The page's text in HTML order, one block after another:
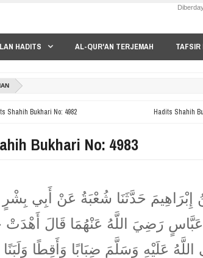
HADITS AL-QUR'AN TERJEMAH TAFSIR
Shahih Bukhari No: 4982 Hadits Shahih
Bukhari No: 4983
إِبْرَاهِيمَ حَدَّثَنَا شُعْبَةُ عَنْ أَبِي
رَضِيَ اللَّهُ عَنْهُمَا قَالَ أَهْدَتْ
اللَّهُ عَلَيْهِ وَسَلَّمَ ضِبَابًا وَأَقِطًا